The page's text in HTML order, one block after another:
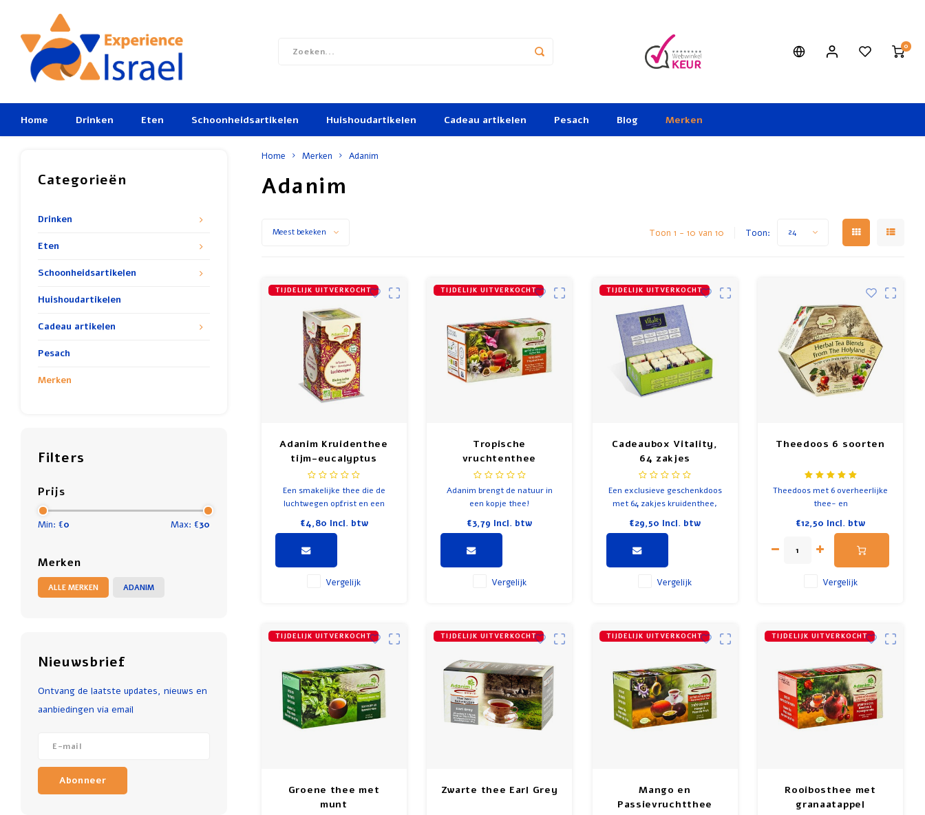
0
Home Drinken Eten Schoonheidsartikelen Huishoudartikelen Cadeau artikelen Pesach Blog Merken
Categorieën
Drinken
Eten
Schoonheidsartikelen
Huishoudartikelen
Cadeau artikelen
Pesach
Merken
Filters
Prijs
Min: €0 Max: €30
Merken
ALLE MERKEN ADANIM
Nieuwsbrief
Ontvang de laatste updates, nieuws en
aanbiedingen via email
Abonneer
Home Merken Adanim
Adanim
Meest bekeken Toon 1 - 10 van 10 Toon: 24
TIJDELIJK UITVERKOCHT
Adanim Kruidenthee
tijm-eucalyptus
Een smakelijke thee die de
luchtwegen opfrist en een
€4,80 Incl. btw
Vergelijk
TIJDELIJK UITVERKOCHT
Tropische
vruchtenthee
Adanim brengt de natuur in
een kopje thee!
€3,79 Incl. btw
Vergelijk
TIJDELIJK UITVERKOCHT
Cadeaubox Vitality,
64 zakjes
kruidenthee
Een exclusieve geschenkdoos
met 64 zakjes kruidenthee,
verrukkelijke varianten die
ook een positieve invloed
hebben op de gezondheid en
het welzijn bevorderen.
€29,50 Incl. btw
Vergelijk
Theedoos 6 soorten
Theedoos met 6 overheerlijke
thee- en
€12,50 Incl. btw
Vergelijk
TIJDELIJK UITVERKOCHT
Groene thee met
munt
TIJDELIJK UITVERKOCHT
Zwarte thee Earl Grey
TIJDELIJK UITVERKOCHT
Mango en
Passievruchtthee
TIJDELIJK UITVERKOCHT
Rooibosthee met
granaatappel